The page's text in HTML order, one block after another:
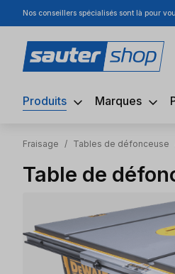
au contenu principal
Passer à la recherche
Passer à la navigation
Nos conseillers spécialisés sont là pour
Produits Marques
Fraisage / Tables de défonceuse
Table de